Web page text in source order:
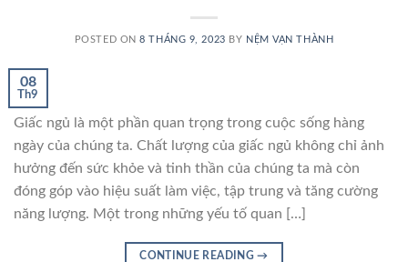
POSTED ON8 THÁNG 9, 2023 BY NỆM VẠN THÀNH
08
Th9
Giấc ngủ là một phần quan trọng trong cuộc sống hàng
ngày của chúng ta. Chất lượng của giấc ngủ không chỉ ảnh
hưởng đến sức khỏe và tinh thần của chúng ta mà còn
đóng góp vào hiệu suất làm việc, tập trung và tăng cường
năng lượng. Một trong những yếu tố quan […]
CONTINUE READING→